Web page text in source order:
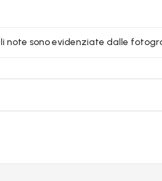
note sono evidenziate dalle